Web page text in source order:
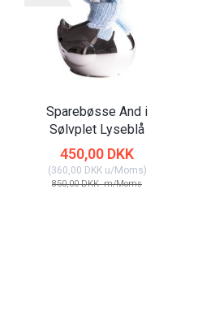
Sparebøsse And i
Sølvplet Lyseblå
450,00 DKK
(360,00 DKKu/Moms)
850,00 DKKm/Moms